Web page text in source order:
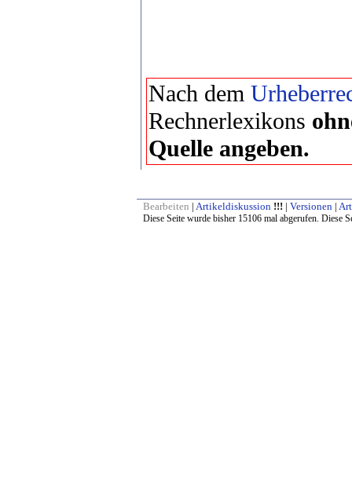
Nach dem
Rechnerlexikons
Quelle angeben.
Bearbeiten | Artikeldiskussion !!! | Versionen |
Diese Seite wurde bisher 15106 mal abgerufen. Diese